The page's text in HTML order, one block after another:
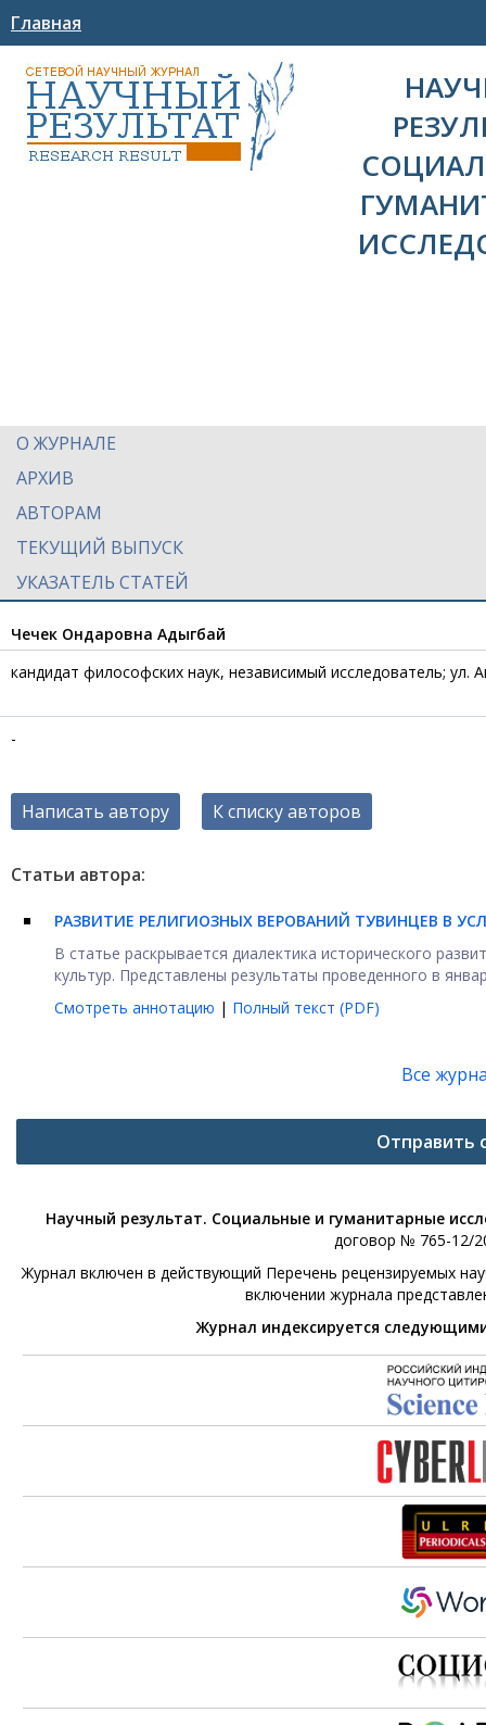
Главная
О ЖУРНАЛЕ
АРХИВ
АВТОРАМ
ТЕКУЩИЙ ВЫПУСК
УКАЗАТЕЛЬ СТАТЕЙ
Чечек Ондаровна Адыгбай
кандидат философских наук, независимый исследователь; ул.
-
Написать автору К списку авторов
Статьи автора:
РАЗВИТИЕ РЕЛИГИОЗНЫХ ВЕРОВАНИЙ ТУВИНЦЕВ В
В статье раскрывается диалектика исторического
культур. Представлены результаты проведенного в
Смотреть аннотацию | Полный текст (PDF)
Все
Отправить
Научный результат. Социальные и гуманитарные
договор № 765-12/
Журнал включен в действующий Перечень рецензируемых
включении журнала
Журнал индексируется